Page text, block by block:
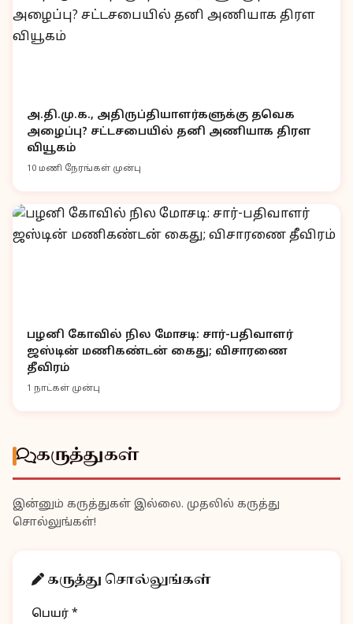
அ.தி.மு.க., அதிருப்தியாளர்களுக்கு தவெக
அழைப்பு? சட்டசபையில் தனி அணியாக திரள
வியூகம்
10 மணி நேரங்கள் முன்பு
பழனி கோவில் நில மோசடி: சார்-பதிவாளர்
ஜஸ்டின் மணிகண்டன் கைது; விசாரணை
தீவிரம்
1 நாட்கள் முன்பு
கருத்துகள்
இன்னும் கருத்துகள் இல்லை. முதலில் கருத்து
சொல்லுங்கள்!
கருத்து சொல்லுங்கள்
பெயர் *